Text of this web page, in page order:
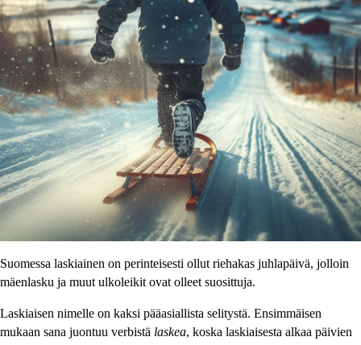
Suomessa laskiainen on perinteisesti ollut riehakas juhlapäivä, jolloin
mäenlasku ja muut ulkoleikit ovat olleet suosittuja.
Laskiaisen nimelle on kaksi pääasiallista selitystä. Ensimmäisen
mukaan sana juontuu verbistä laskea, koska laskiaisesta alkaa päivien